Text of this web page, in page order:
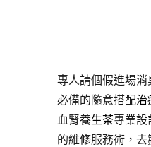
專人請個假進場
必備的隨意搭配治
血腎養生茶專業設
的維修服務術，